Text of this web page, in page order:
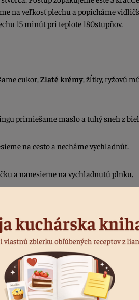
na veľkosť plechu a popicháme
15 minút pri teplote 180stupňov.
cukor, Zlaté krémy, žĺtky, ryžovú
primiešame maslo a tuhý sneh z
na cesto a necháme vychladnúť.
a nanesieme na vychladnutú plnku.
na štvorce a pocukrujeme.
a necháme stuhnúť.
podľa štvorcov na vrchu narežeme na